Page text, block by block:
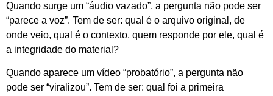
Quando surge um “áudio vazado”, a pergunta não pode ser
“parece a voz”. Tem de ser: qual é o arquivo original, de
onde veio, qual é o contexto, quem responde por ele, qual é
a integridade do material?
Quando aparece um vídeo “probatório”, a pergunta não
pode ser “viralizou”. Tem de ser: qual foi a primeira